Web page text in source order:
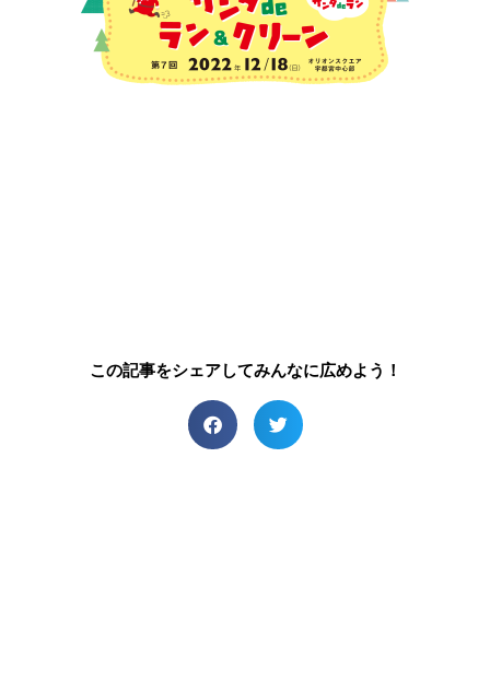
この記事をシェアしてみんなに広めよう！